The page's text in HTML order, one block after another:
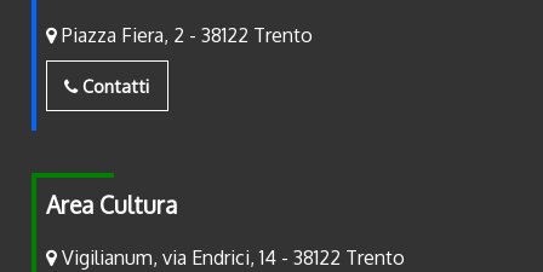
Piazza Fiera, 2 - 38122 Trento
Contatti
Area Cultura
Vigilianum, via Endrici, 14 - 38122 Trento